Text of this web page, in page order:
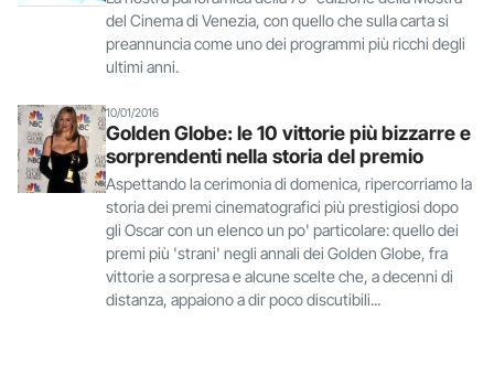
del Cinema di Venezia, con quello che sulla carta si
preannuncia come uno dei programmi più ricchi degli
ultimi anni.
10/01/2016
Golden Globe: le 10 vittorie più bizzarre e
sorprendenti nella storia del premio
Aspettando la cerimonia di domenica, ripercorriamo la
storia dei premi cinematografici più prestigiosi dopo
gli Oscar con un elenco un po' particolare: quello dei
premi più 'strani' negli annali dei Golden Globe, fra
vittorie a sorpresa e alcune scelte che, a decenni di
distanza, appaiono a dir poco discutibili...